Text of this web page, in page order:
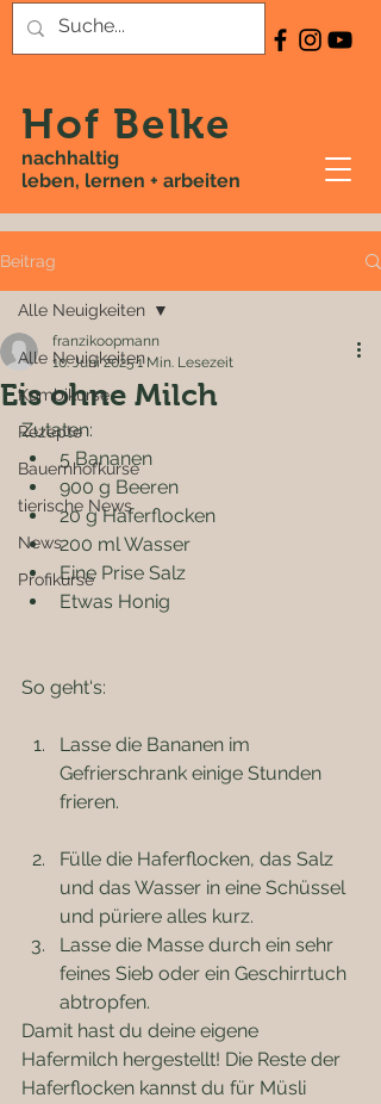
Hof Belke
nachhaltig
leben, lernen + arbeiten
Beitrag
Alle Neuigkeiten
Kombikurse
Rezepte
Bauernhofkurse
tierische News
News
Profikurse
Alle Neuigkeiten
Eis ohne Milch
franzikoopmann
10. Juni 20251 Min. Lesezeit
Zutaten:
5 Bananen
900 g Beeren
20 g Haferflocken
200 ml Wasser
Eine Prise Salz
Etwas Honig
So geht‘s:
Lasse die Bananen im
Gefrierschrank einige Stunden
frieren.
Fülle die Haferflocken, das Salz
und das Wasser in eine Schüssel
und püriere alles kurz.
Lasse die Masse durch ein sehr
feines Sieb oder ein Geschirrtuch
abtropfen.
Damit hast du deine eigene
Hafermilch hergestellt! Die Reste der
Haferflocken kannst du für Müsli